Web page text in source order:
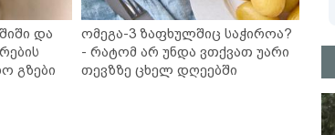
და
გზები
ომეგა-3 ზაფხულშიც საჭიროა?
- რატომ არ უნდა ვთქვათ უარი
თევზზე ცხელ დღეებში